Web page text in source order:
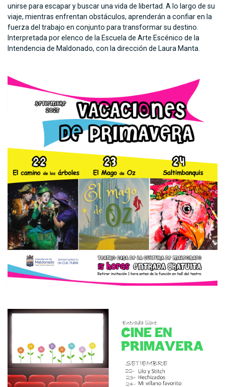
unirse para escapar y buscar una vida de libertad. A lo largo de su
viaje, mientras enfrentan obstáculos, aprenderán a confiar en la
fuerza del trabajo en conjunto para transformar su destino.
Interpretada por elenco de la Escuela de Arte Escénico de la
Intendencia de Maldonado, con la dirección de Laura Manta.